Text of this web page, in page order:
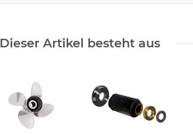
Dieser Artikel besteht aus